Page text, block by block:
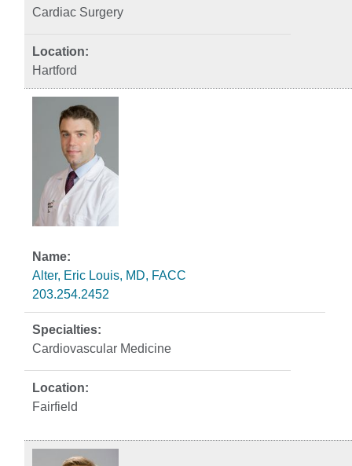
Cardiac Surgery
Hartford
Alter, Eric Louis, MD, FACC
203.254.2452
Cardiovascular Medicine
Fairfield